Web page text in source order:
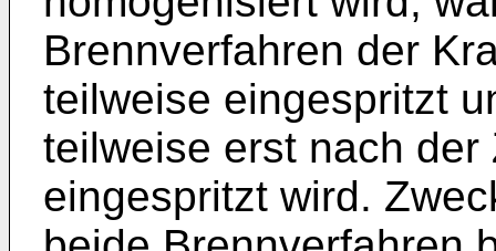
Brennverfahren der
teilweise eingespritzt
teilweise erst nach
eingespritzt wird.